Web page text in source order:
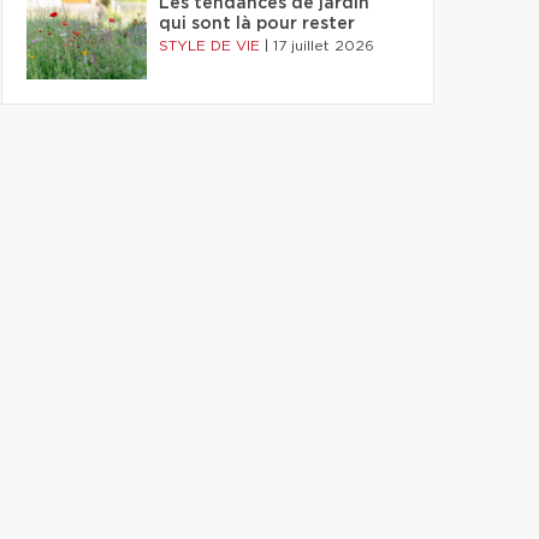
Les tendances de jardin
qui sont là pour rester
STYLE DE VIE 17 juillet 2026